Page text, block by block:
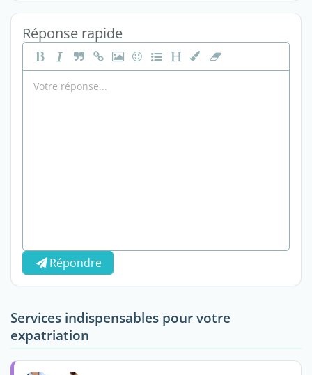
Réponse rapide
Répondre
Services indispensables pour votre
expatriation